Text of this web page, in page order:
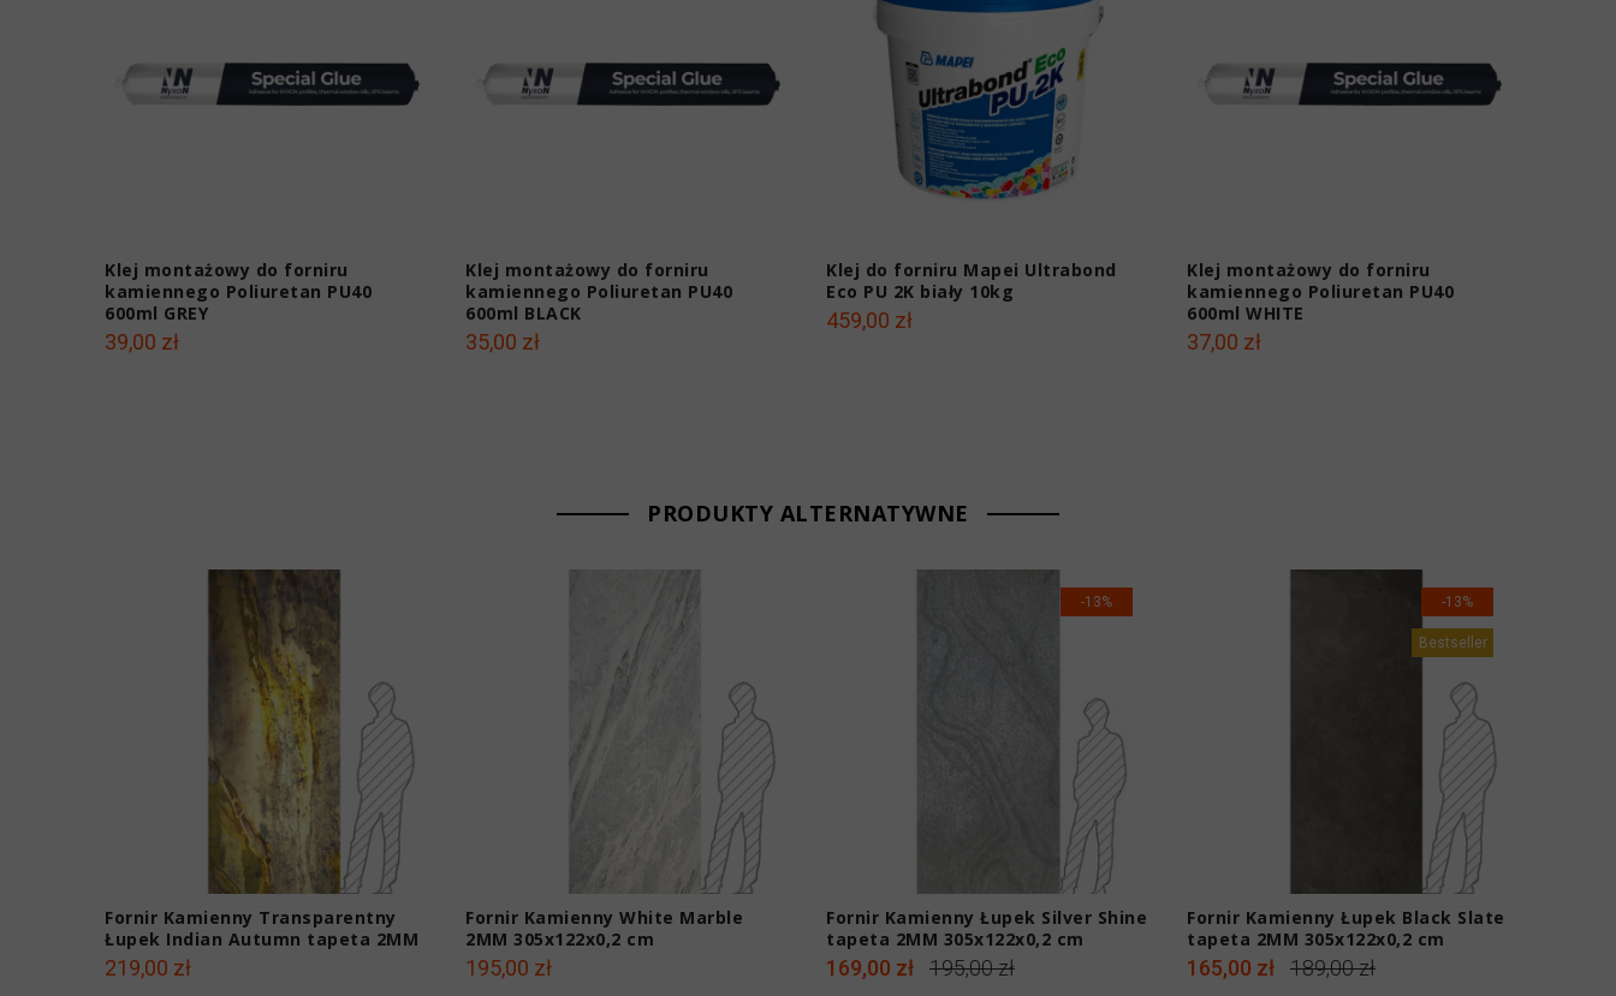
Klej montażowy do forniru
kamiennego Poliuretan PU40
600ml GREY
39,00 zł
Klej montażowy do forniru
kamiennego Poliuretan PU40
600ml BLACK
35,00 zł
Klej do forniru Mapei Ultrabond
Eco PU 2K biały 10kg
459,00 zł
Klej montażowy do forniru
kamiennego Poliuretan PU40
600ml WHITE
37,00 zł
PRODUKTY ALTERNATYWNE
Fornir Kamienny Transparentny
Łupek Indian Autumn tapeta 2MM
305x122x0,2 cm
219,00 zł
Fornir Kamienny White Marble
2MM 305x122x0,2 cm
195,00 zł
-13%
Fornir Kamienny Łupek Silver Shine
tapeta 2MM 305x122x0,2 cm
169,00 zł 195,00 zł
-13%
Bestseller
Fornir Kamienny Łupek Black Slate
tapeta 2MM 305x122x0,2 cm
165,00 zł 189,00 zł